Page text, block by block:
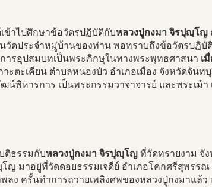
ข้าไปศึกษาข้อวัตรปฏิบัติกับหลวงปู่กงมา จิรปุญฺโญ
นวัดประจำหมู่บ้านของท่าน พอทราบถึงข้อวัตรปฏิบั
ารอุปสมบทเป็นพระภิกษุในทางพระพุทธศาสนา เ
าะตะเคียน ตำบลหนองบัว อำเภอเมือง จังหวัดจันท
พิหารการ เป็นพระกรรมวาจาจารย์ และพระเม้า
ติธรรมกับหลวงปู่กงมา จิรปุญฺโญ ที่วัดทรายงาม จั
ญ มาอยู่ที่วัดดอยธรรมเจดีย์ อำเภอโคกศรีสุพรรณ
ง ครั้นทำการถวายเพลิงศพของหลวงปู่กงมาแล้ว